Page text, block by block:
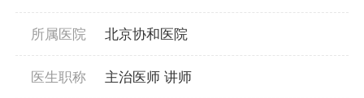
所属医院 北京协和医院
医生职称 主治医师 讲师